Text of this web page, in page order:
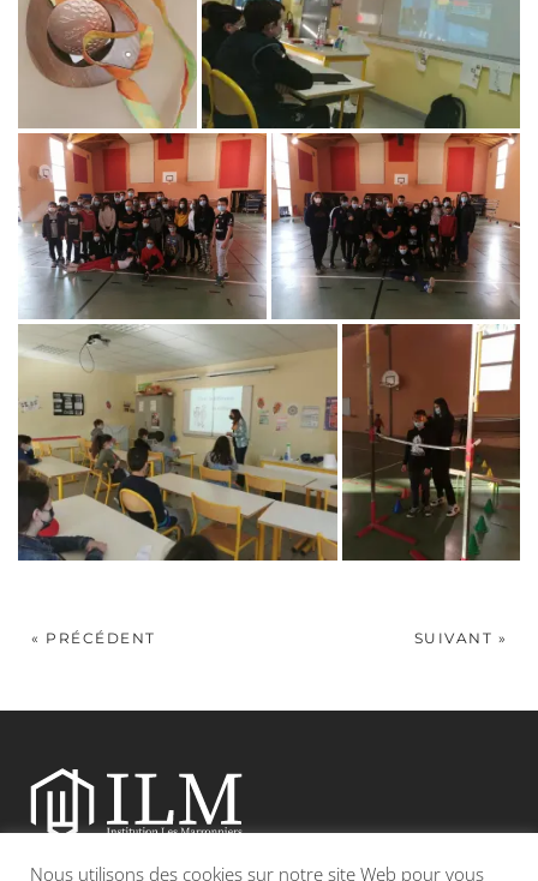
« PRÉCÉDENT SUIVANT »
Nous utilisons des cookies sur notre site Web pour vous